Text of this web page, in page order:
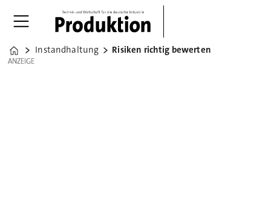
Home
Instandhaltung Risiken richtig bewerten
ANZEIGE
ANZEIGE